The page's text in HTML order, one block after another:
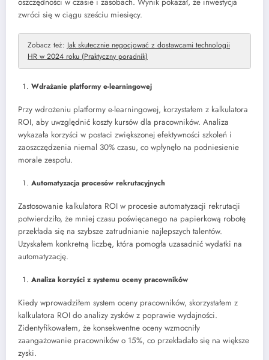
zwróci się w ciągu sześciu miesięcy.
Zobacz też: Jak skutecznie negocjować z dostawcami technologii
HR w 2024 roku (Praktyczny poradnik)
Wdrażanie platformy e-learningowej
Przy wdrożeniu platformy e-learningowej, korzystałem z kalkulatora
ROI, aby uwzględnić koszty kursów dla pracowników. Analiza
wykazała korzyści w postaci zwiększonej efektywności szkoleń i
zaoszczędzenia niemal 30% czasu, co wpłynęło na podniesienie
morale zespołu.
Automatyzacja procesów rekrutacyjnych
Zastosowanie kalkulatora ROI w procesie automatyzacji rekrutacji
potwierdziło, że mniej czasu poświęcanego na papierkową robotę
przekłada się na szybsze zatrudnianie najlepszych talentów.
Uzyskałem konkretną liczbę, która pomogła uzasadnić wydatki na
automatyzację.
Analiza korzyści z systemu oceny pracowników
Kiedy wprowadziłem system oceny pracowników, skorzystałem z
kalkulatora ROI do analizy zysków z poprawie wydajności.
Zidentyfikowałem, że konsekwentne oceny wzmocniły
zaangażowanie pracowników o 15%, co przekładało się na większe
zyski.